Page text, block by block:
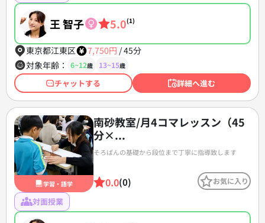
王 智子 5.0(1)
東京都江東区 7,750円 /45分
対象年齢：
6~12歳 13~15歳
チャットする 詳細へ進む
学習・語学
南砂教室/月4コマレッスン（45
分×...
そろばんの基礎から段位まで丁寧に指導致します
0.0(0) お気に入り
対面授業